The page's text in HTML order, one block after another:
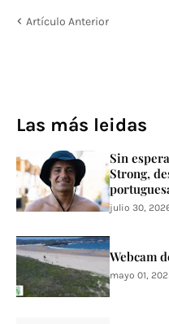
Artículo Anterior
Las más leidas
Sin
Strong,
julio 30,
Webcam
mayo 01,